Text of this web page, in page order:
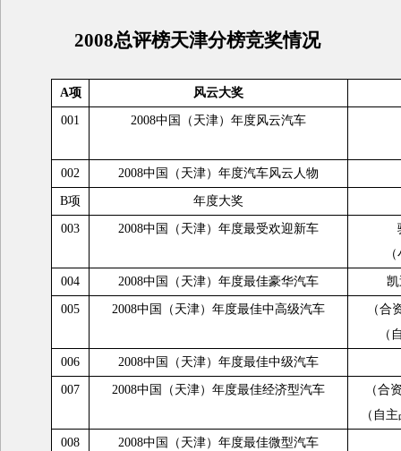
2008总评榜天津分榜竞奖情况
A项 风云大奖
001 2008中国（天津）年度风云汽车
002 2008中国（天津）年度汽车风云人物
B项 年度大奖
003 2008中国（天津）年度最受欢迎新车
004 2008中国（天津）年度最佳豪华汽车 凯
005 2008中国（天津）年度最佳中高级汽车
（合
（
006 2008中国（天津）年度最佳中级汽车
007 2008中国（天津）年度最佳经济型汽车
（合
（自
008 2008中国（天津）年度最佳微型汽车